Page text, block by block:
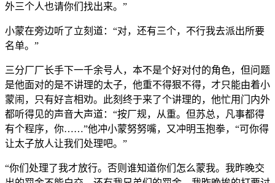
外三个人也请你们找出来。”
小蒙在旁边听了立刻道：“对，还有三个，不行我去派出所要
名单。”
三分厂厂长手下一千余号人，本不是个好对付的角色，但问题
是他面对的是不讲理的太子，他重不得狠不得，才只能由着小
蒙闹，只有好言相劝。此刻终于来了个讲理的，他忙用门内外
都听得见的声音大声道：“按厂规，从重。但苏总，凡事都得
有个程序，你……”他冲小蒙努努嘴，又冲明玉抱拳，“可你得
让太子放人让我们处理吧。”
“你们处理了我才放行。否则谁知道你们怎么蒙我。我昨晚交